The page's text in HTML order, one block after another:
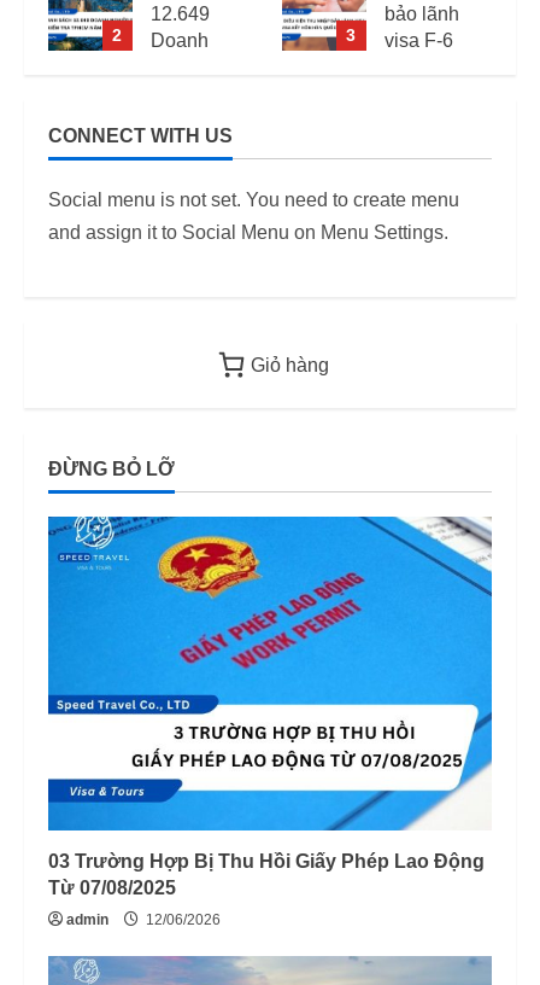
2
12.649
Doanh
ANTT Tại
Năm 2026
3
bảo lãnh
visa F-6
từ 2026
CONNECT WITH US
Social menu is not set. You need to create menu
and assign it to Social Menu on Menu Settings.
Giỏ hàng
ĐỪNG BỎ LỠ
03 Trường Hợp Bị Thu Hồi Giấy Phép Lao Động
Từ 07/08/2025
admin 12/06/2026